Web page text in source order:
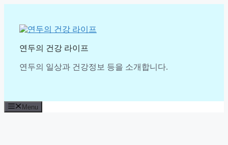
content
연두의 건강 라이프
연두의 일상과 건강정보 등을 소개합니다.
Menu